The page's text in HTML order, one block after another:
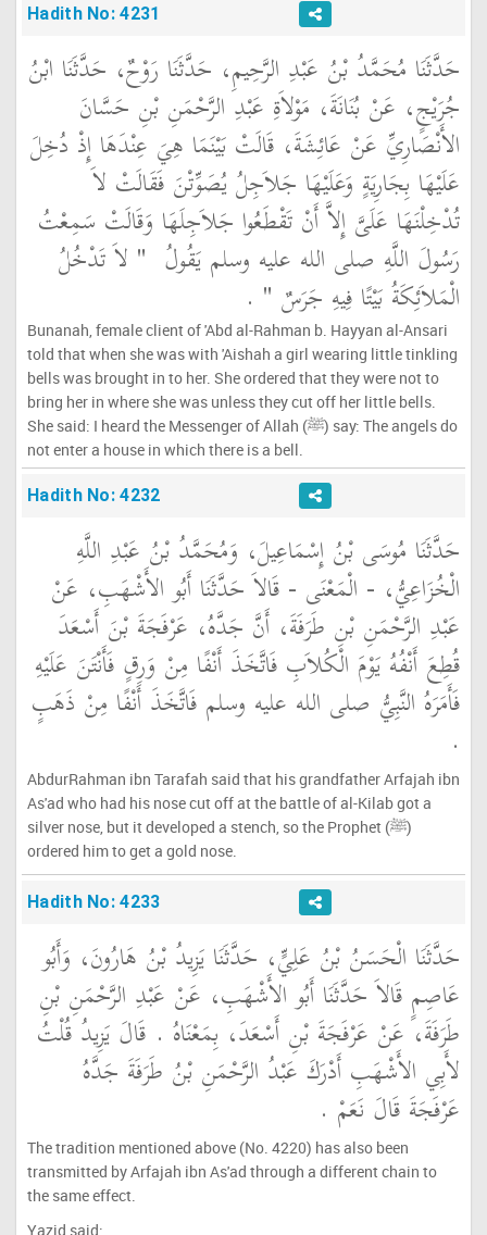
Hadith No: 4231
حَدَّثَنَا مُحَمَّدُ بْنُ عَبْدِ الرَّحِيمِ، حَدَّثَنَا رَوْحٌ، حَدَّثَنَا ابْنُ
جُرَيْجٍ، عَنْ بُنَانَةَ، مَوْلاَةِ عَبْدِ الرَّحْمَنِ بْنِ حَسَّانَ
الأَنْصَارِيِّ عَنْ عَائِشَةَ، قَالَتْ بَيْنَمَا هِيَ عِنْدَهَا إِذْ دُخِلَ
عَلَيْهَا بِجَارِيَةٍ وَعَلَيْهَا جَلاَجِلُ يُصَوِّتْنَ فَقَالَتْ لاَ
تُدْخِلْنَهَا عَلَىَّ إِلاَّ أَنْ تَقْطَعُوا جَلاَجِلَهَا وَقَالَتْ سَمِعْتُ
رَسُولَ اللَّهِ صلى الله عليه وسلم يَقُولُ ‏ "‏ لاَ تَدْخُلُ
الْمَلاَئِكَةُ بَيْتًا فِيهِ جَرَسٌ ‏" ‏ ‏.‏
Bunanah, female client of 'Abd al-Rahman b. Hayyan al-Ansari
told that when she was with 'Aishah a girl wearing little tinkling
bells was brought in to her. She ordered that they were not to
bring her in where she was unless they cut off her little bells.
She said: I heard the Messenger of Allah (ﷺ) say: The angels do
not enter a house in which there is a bell.
Hadith No: 4232
حَدَّثَنَا مُوسَى بْنُ إِسْمَاعِيلَ، وَمُحَمَّدُ بْنُ عَبْدِ اللَّهِ
الْخُزَاعِيُّ، - الْمَعْنَى - قَالاَ حَدَّثَنَا أَبُو الأَشْهَبِ، عَنْ
عَبْدِ الرَّحْمَنِ بْنِ طَرَفَةَ، أَنَّ جَدَّهُ، عَرْفَجَةَ بْنَ أَسْعَدَ
قُطِعَ أَنْفُهُ يَوْمَ الْكُلاَبِ فَاتَّخَذَ أَنْفًا مِنْ وَرِقٍ فَأَنْتَنَ عَلَيْهِ
فَأَمَرَهُ النَّبِيُّ صلى الله عليه وسلم فَاتَّخَذَ أَنْفًا مِنْ ذَهَبٍ
‏.‏
AbdurRahman ibn Tarafah said that his grandfather Arfajah ibn
As'ad who had his nose cut off at the battle of al-Kilab got a
silver nose, but it developed a stench, so the Prophet (ﷺ)
ordered him to get a gold nose.
Hadith No: 4233
حَدَّثَنَا الْحَسَنُ بْنُ عَلِيٍّ، حَدَّثَنَا يَزِيدُ بْنُ هَارُونَ، وَأَبُو
عَاصِمٍ قَالاَ حَدَّثَنَا أَبُو الأَشْهَبِ، عَنْ عَبْدِ الرَّحْمَنِ بْنِ
طَرَفَةَ، عَنْ عَرْفَجَةَ بْنِ أَسْعَدَ، بِمَعْنَاهُ ‏.‏ قَالَ يَزِيدُ قُلْتُ
لأَبِي الأَشْهَبِ أَدْرَكَ عَبْدُ الرَّحْمَنِ بْنُ طَرَفَةَ جَدَّهُ
عَرْفَجَةَ قَالَ نَعَمْ ‏.‏
The tradition mentioned above (No. 4220) has also been
transmitted by Arfajah ibn As'ad through a different chain to
the same effect.
Yazid said: